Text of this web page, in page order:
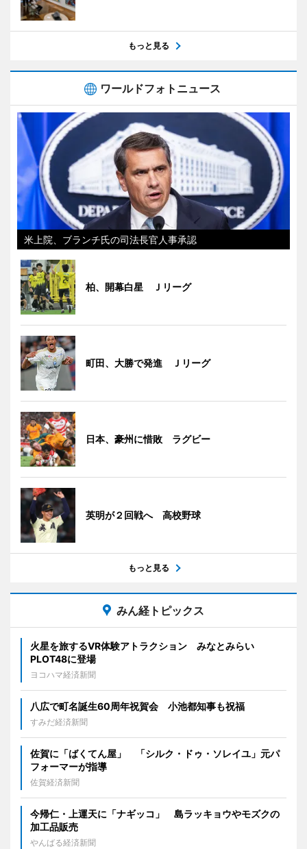
もっと見る
ワールドフォトニュース
米上院、ブランチ氏の司法長官人事承認
柏、開幕白星 Ｊリーグ
町田、大勝で発進 Ｊリーグ
日本、豪州に惜敗 ラグビー
英明が２回戦へ 高校野球
もっと見る
みん経トピックス
火星を旅するVR体験アトラクション みなとみらい
PLOT48に登場
ヨコハマ経済新聞
八広で町名誕生60周年祝賀会 小池都知事も祝福
すみだ経済新聞
佐賀に「ばくてん屋」 「シルク・ドゥ・ソレイユ」元パ
フォーマーが指導
佐賀経済新聞
今帰仁・上運天に「ナギッコ」 島ラッキョウやモズクの
加工品販売
やんばる経済新聞